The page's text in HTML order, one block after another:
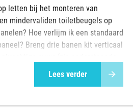
letten bij het monteren van
mindervaliden toiletbeugels op
Hoe verlijm ik een standaard
Breng drie banen kit verticaal
Voorzie tevens elke Keratop
Lees verder